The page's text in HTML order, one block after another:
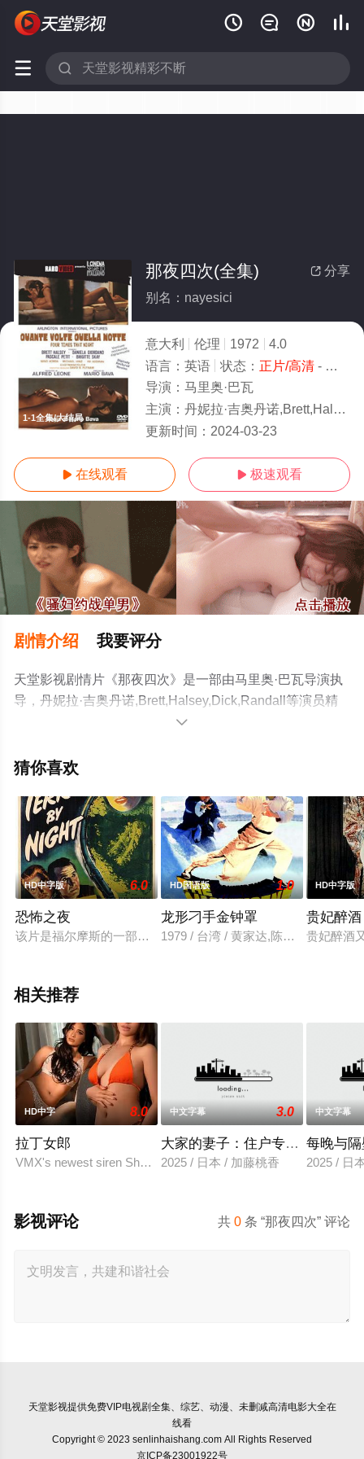
   
 
1-1全集/大结局
 分享
那夜四次(全集)
别名：nayesici
意大利 伦理 1972
4.0
语言： 英语 状态： 正片/高清- 免费在线观看
导演： 马里奥·巴瓦
主演： 丹妮拉·吉奥丹诺,Brett,Halsey,Dick,Randall
更新时间： 2024-03-23
 在线观看  极速观看
剧情介绍 我要评分
天堂影视剧情片《那夜四次》是一部由马里奥·巴瓦导演执
导，丹妮拉·吉奥丹诺,Brett,Halsey,Dick,Randall等演员精
彩演绎的意大利电影，大结局剧情已揭晓（1-1全集），手
剧情信息可移步至豆瓣电影、电视猫或剧情网等平台了

猜你喜欢
HD中字版 6.0
恐怖之夜
该片是福尔摩斯的一部经典电影，整个故事发生在从伦敦到爱
HD国语版 1.0
龙形刁手金钟罩
1979 / 台湾 / 黄家达,陈星,卡萨伐
HD中字版
贵妃醉酒
贵妃醉酒
相关推荐
HD中字 8.0
拉丁女郎
VMX's newest siren Shalanie De Vera and Athena Red sizzle
中文字幕 3.0
大家的妻子：住户专用洞口
2025 / 日本 / 加藤桃香
中文字幕
每晚与
2025 / 日
共0 条 “那夜四次” 评论
影视评论
天堂影视提供免费VIP电视剧全集、综艺、动漫、未删减高清电影大全在
线看
Copyright © 2023 senlinhaishang.com All Rights Reserved
京ICP备23001922号